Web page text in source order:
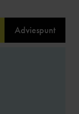
Adviespunt